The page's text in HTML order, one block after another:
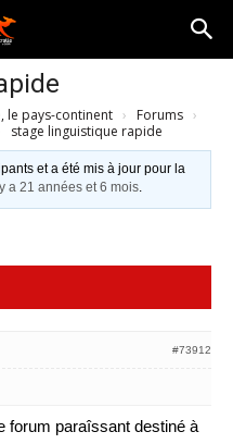
le pays-continent › Forums ›
stage linguistique rapide
et a été mis à jour pour la
a 21 années et 6 mois.
#73912
forum paraîssant destiné à